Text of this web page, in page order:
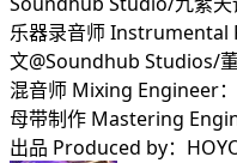
乐器录音师 Instrumental
文@Soundhub Studios/
混音师 Mixing Engineer
母带制作 Mastering
出品 Produced by：